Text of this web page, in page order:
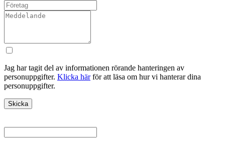
Jag har tagit del av informationen rörande hanteringen av
personuppgifter. Klicka härför att läsa om hur vi hanterar dina
personuppgifter.